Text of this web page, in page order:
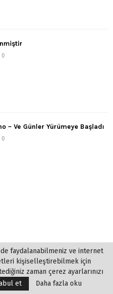
0
– Ve Günler Yürümeye Başladı
0
faydalanabilmeniz ve internet
kişiselleştirebilmek için
zaman çerez ayarlarınızı
et Daha fazla oku